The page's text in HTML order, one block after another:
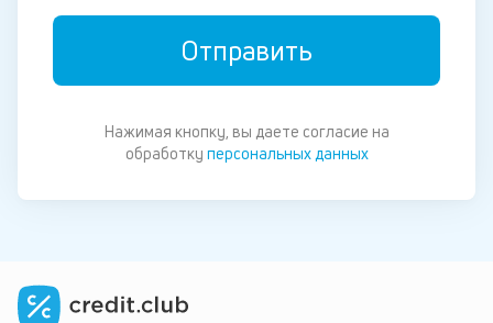
Отправить
Нажимая кнопку, вы даете согласие на
обработку персональных данных